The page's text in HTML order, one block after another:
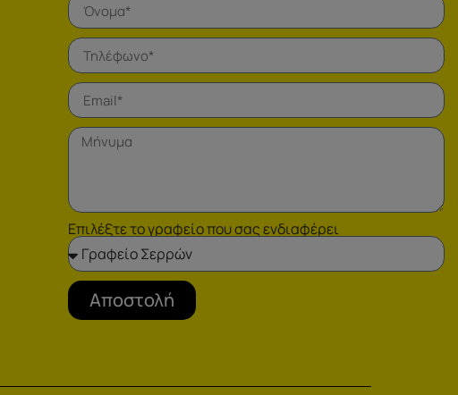
Επιλέξτε το γραφείο που σας ενδιαφέρει
Αποστολή